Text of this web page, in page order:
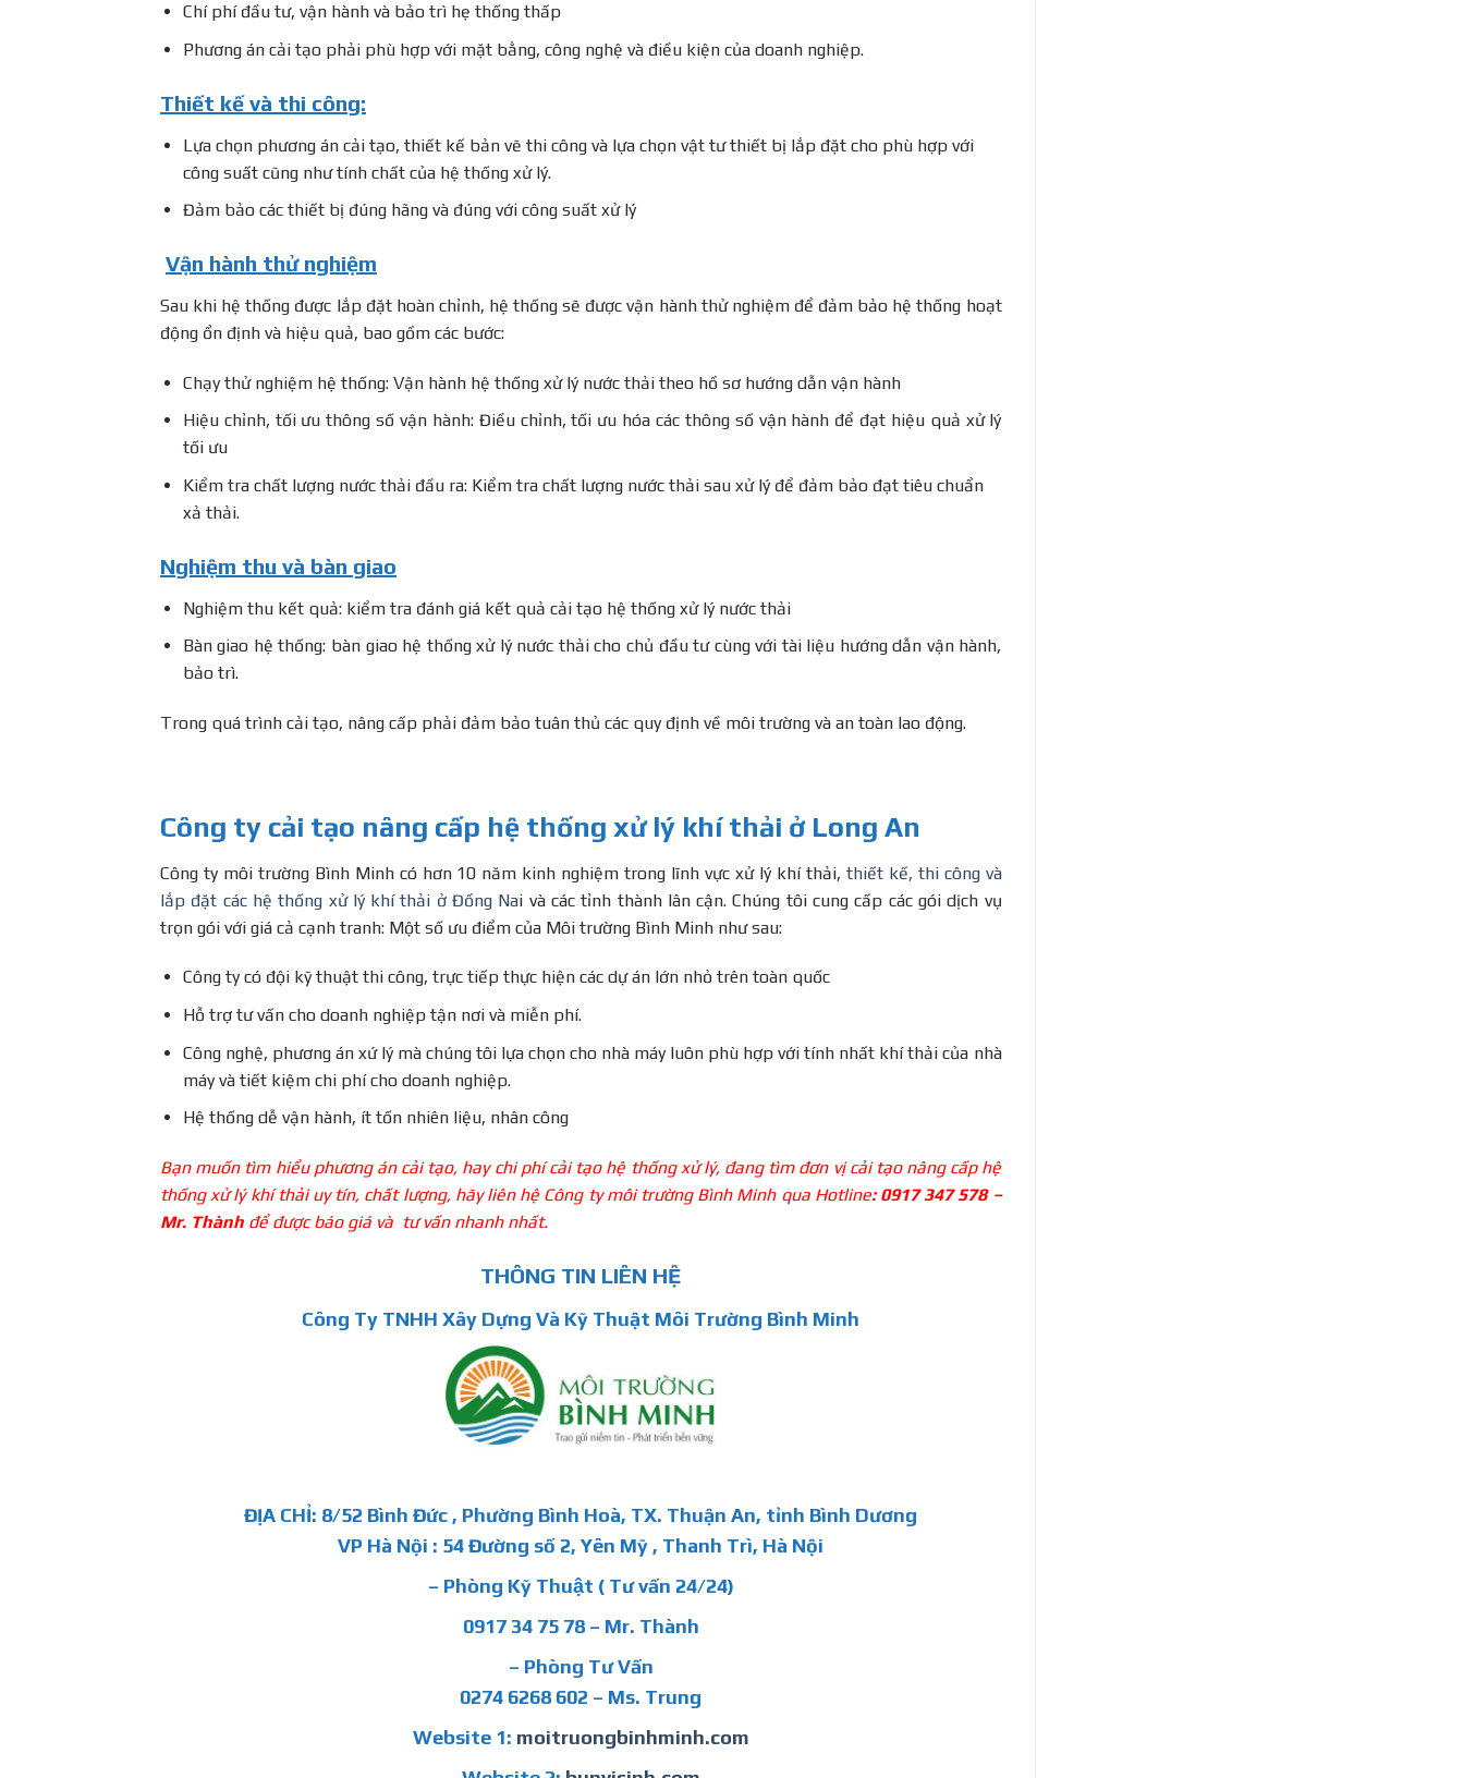
Chí phí đầu tư, vận hành và bảo trì hẹ thống thấp
Phương án cải tạo phải phù hợp với mặt bằng, công nghệ và điều kiện của doanh nghiệp.
Thiết kế và thi công:
Lựa chọn phương án cải tạo, thiết kế bản vẽ thi công và lựa chọn vật tư thiết bị lắp đặt cho phù hợp với
công suất cũng như tính chất của hệ thống xử lý.
Đảm bảo các thiết bị đúng hãng và đúng với công suất xử lý
Vận hành thử nghiệm
Sau khi hệ thống được lắp đặt hoàn chỉnh, hệ thống sẽ được vận hành thử nghiệm để đảm bảo hệ thống hoạt
động ổn định và hiệu quả, bao gồm các bước:
Chạy thử nghiệm hệ thống: Vận hành hệ thống xử lý nước thải theo hồ sơ hướng dẫn vận hành
Hiệu chỉnh, tối ưu thông số vận hành: Điều chỉnh, tối ưu hóa các thông số vận hành để đạt hiệu quả xử lý
tối ưu
Kiểm tra chất lượng nước thải đầu ra: Kiểm tra chất lượng nước thải sau xử lý để đảm bảo đạt tiêu chuẩn
xả thải.
Nghiệm thu và bàn giao
Nghiệm thu kết quả: kiểm tra đánh giá kết quả cải tạo hệ thống xử lý nước thải
Bàn giao hệ thống: bàn giao hệ thống xử lý nước thải cho chủ đầu tư cùng với tài liệu hướng dẫn vận hành,
bảo trì.
Trong quá trình cải tạo, nâng cấp phải đảm bảo tuân thủ các quy định về môi trường và an toàn lao động.
Công ty cải tạo nâng cấp hệ thống xử lý khí thải ở Long An
Công ty môi trường Bình Minh có hơn 10 năm kinh nghiệm trong lĩnh vực xử lý khí thải, thiết kế, thi công và
lắp đặt các hệ thống xử lý khí thải ở Đồng Nai và các tỉnh thành lân cận. Chúng tôi cung cấp các gói dịch vụ
trọn gói với giá cả cạnh tranh: Một số ưu điểm của Môi trường Bình Minh như sau:
Công ty có đội kỹ thuật thi công, trực tiếp thực hiện các dự án lớn nhỏ trên toàn quốc
Hỗ trợ tư vấn cho doanh nghiệp tận nơi và miễn phí.
Công nghệ, phương án xứ lý mà chúng tôi lựa chọn cho nhà máy luôn phù hợp với tính nhất khí thải của nhà
máy và tiết kiệm chi phí cho doanh nghiệp.
Hệ thống dễ vận hành, ít tốn nhiên liệu, nhân công
Bạn muốn tìm hiểu phương án cải tạo, hay chi phí cải tạo hệ thống xử lý, đang tìm đơn vị cải tạo nâng cấp hệ
thống xử lý khí thải uy tín, chất lượng, hãy liên hệ Công ty môi trường Bình Minh qua Hotline: 0917 347 578 –
Mr. Thành để được báo giá và tư vấn nhanh nhất.
THÔNG TIN LIÊN HỆ
Công Ty TNHH Xây Dựng Và Kỹ Thuật Môi Trường Bình Minh
ĐỊA CHỈ: 8/52 Bình Đức , Phường Bình Hoà, TX. Thuận An, tỉnh Bình Dương
VP Hà Nội : 54 Đường số 2, Yên Mỹ , Thanh Trì, Hà Nội
– Phòng Kỹ Thuật ( Tư vấn 24/24)
0917 34 75 78 – Mr. Thành
– Phòng Tư Vấn
0274 6268 602 – Ms. Trung
Website 1: moitruongbinhminh.com